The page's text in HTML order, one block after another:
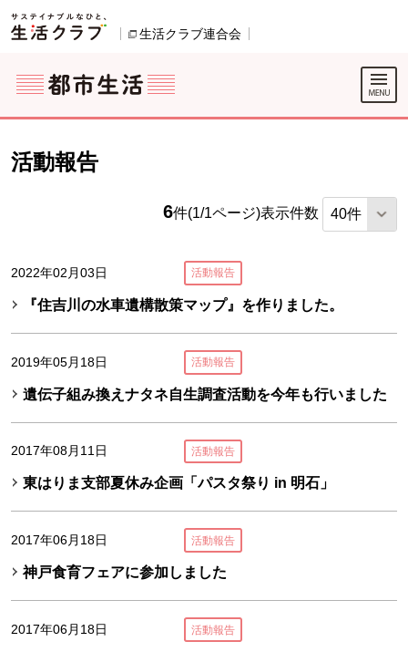
ページの先頭です。
生活クラブ連合会
ここからサイト内共通メニューです。
サイト内共通メニューをスキップする
サイト内共通メニューここまで。
活動報告
6件(1/1ページ)表示件数
2022年02月03日 活動報告
『住吉川の水車遺構散策マップ』を作りました。
2019年05月18日 活動報告
遺伝子組み換えナタネ自生調査活動を今年も行いました
2017年08月11日 活動報告
東はりま支部夏休み企画「パスタ祭り in 明石」
2017年06月18日 活動報告
神戸食育フェアに参加しました
2017年06月18日 活動報告